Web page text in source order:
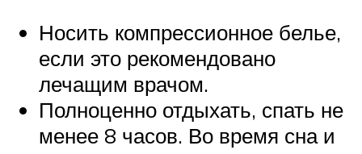
Носить компрессионное белье,
если это рекомендовано
лечащим врачом.
Полноценно отдыхать, спать не
менее 8 часов. Во время сна и